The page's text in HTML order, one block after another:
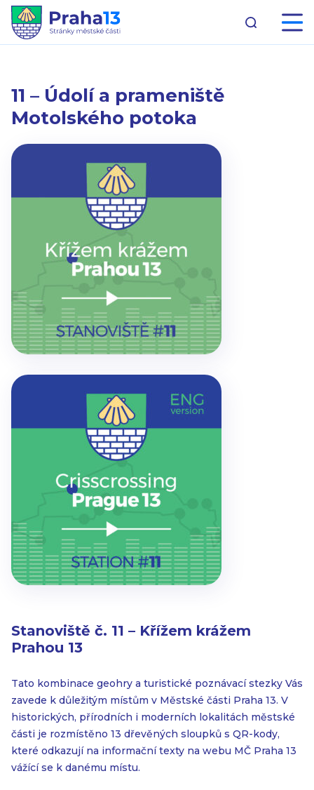
11 – Údolí a prameniště
Motolského potoka
Stanoviště č. 11 – Křížem krážem
Prahou 13
Tato kombinace geohry a turistické poznávací stezky Vás
zavede k důležitým místům v Městské části Praha 13. V
historických, přírodních i moderních lokalitách městské
části je rozmístěno 13 dřevěných sloupků s QR-kody,
které odkazují na informační texty na webu MČ Praha 13
vážící se k danému místu.